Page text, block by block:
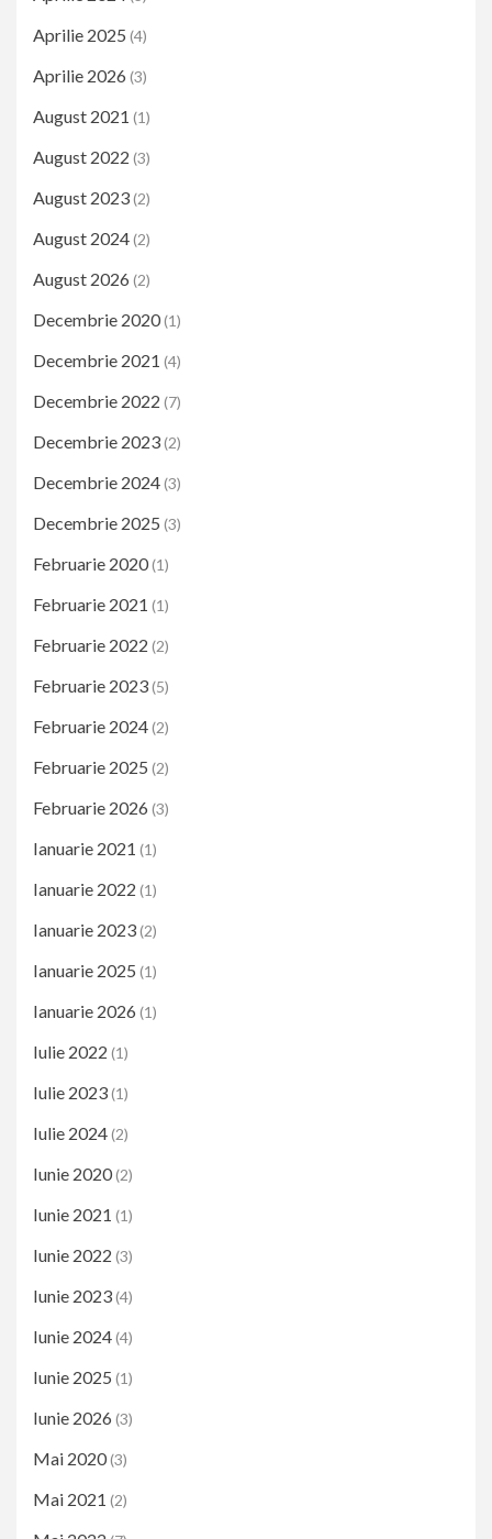
Aprilie 2025 (4)
Aprilie 2026 (3)
August 2021 (1)
August 2022 (3)
August 2023(2)
August 2024(2)
August 2026 (2)
Decembrie 2020(1)
Decembrie 2021 (4)
Decembrie 2022 (7)
Decembrie 2023(2)
Decembrie 2024(3)
Decembrie 2025 (3)
Februarie 2020(1)
Februarie 2021 (1)
Februarie 2022 (2)
Februarie 2023(5)
Februarie 2024(2)
Februarie 2025 (2)
Februarie 2026 (3)
Ianuarie 2021 (1)
Ianuarie 2022 (1)
Ianuarie 2023(2)
Ianuarie 2025 (1)
Ianuarie 2026 (1)
Iulie 2022 (1)
Iulie 2023(1)
Iulie 2024(2)
Iunie 2020(2)
Iunie 2021 (1)
Iunie 2022 (3)
Iunie 2023(4)
Iunie 2024(4)
Iunie 2025 (1)
Iunie 2026 (3)
Mai 2020(3)
Mai 2021 (2)